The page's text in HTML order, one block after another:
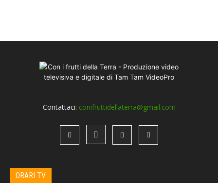
Contattaci: conifruttidellaterra@gmail.com
ORARI TV